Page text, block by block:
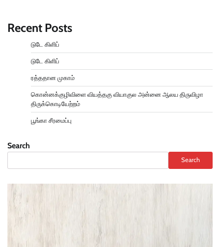
Recent Posts
டுடே கிளிப்
டுடே கிளிப்
ரத்ததான முகாம்
கொன்னக்குழிவிளை வியத்தகு வியாகுல அன்னை ஆலய திருவிழா
திருக்கொடியேற்றம்
பூங்கா சீரமைப்பு
Search
Search